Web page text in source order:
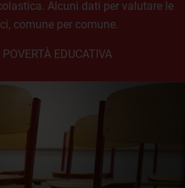
Alcuni dati per valutare le
comune per comune.
POVERTÀ EDUCATIVA